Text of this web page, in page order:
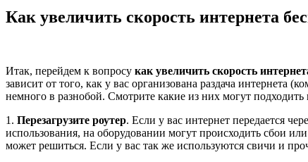
Как увеличить скорость интернета
Итак, перейдем к вопросу как увеличить скорость
зависит от того, как у вас организована раздача
немного в разнобой. Смотрите какие из них могут
1. Перезагрузите роутер. Если у вас интернет передается
использования, на оборудовании могут происходить сбои
может решиться. Если у вас так же используются свичи и